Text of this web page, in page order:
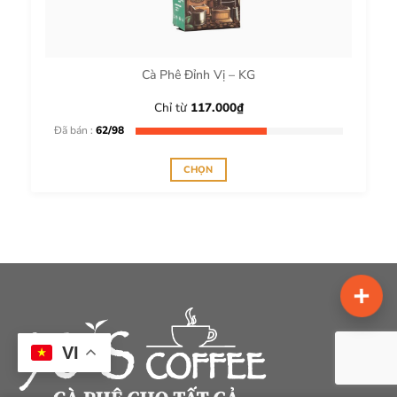
thể
được
trên
sản
phẩm
Cà Phê Đỉnh Vị – KG
Chỉ từ 117.000₫
Đã bán : 62/98
CHỌN
nhiều
tùy
chọn
VI